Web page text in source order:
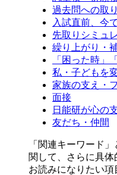
過去問への取
入試直前、今
先取りシミュ
繰り上がり・
「困った時」
私・子どもを
家族の支え・
面接
日能研が心の
友だち・仲間
「関連キーワード
関して、さらに具体
お読みになりたい項